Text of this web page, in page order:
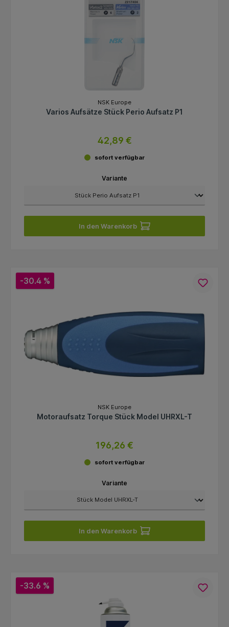
NSK Europe
Varios Aufsätze Stück Perio Aufsatz P1
42,89 €
sofort verfügbar
Variante
In den Warenkorb
-30.4 %
NSK Europe
Motoraufsatz Torque Stück Model UHRXL-T
196,26 €
sofort verfügbar
Variante
In den Warenkorb
-33.6 %